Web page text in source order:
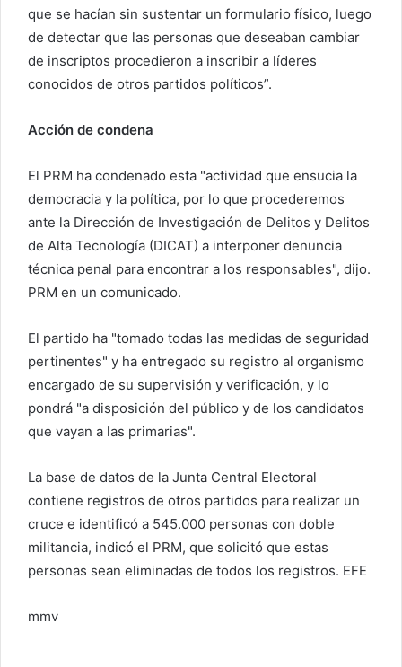
que se hacían sin sustentar un formulario físico, luego
de detectar que las personas que deseaban cambiar
de inscriptos procedieron a inscribir a líderes
conocidos de otros partidos políticos”.
Acción de condena
El PRM ha condenado esta "actividad que ensucia la
democracia y la política, por lo que procederemos
ante la Dirección de Investigación de Delitos y Delitos
de Alta Tecnología (DICAT) a interponer denuncia
técnica penal para encontrar a los responsables", dijo.
PRM en un comunicado.
El partido ha "tomado todas las medidas de seguridad
pertinentes" y ha entregado su registro al organismo
encargado de su supervisión y verificación, y lo
pondrá "a disposición del público y de los candidatos
que vayan a las primarias".
La base de datos de la Junta Central Electoral
contiene registros de otros partidos para realizar un
cruce e identificó a 545.000 personas con doble
militancia, indicó el PRM, que solicitó que estas
personas sean eliminadas de todos los registros. EFE
mmv